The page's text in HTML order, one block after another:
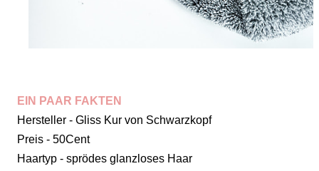
EIN PAAR FAKTEN
Hersteller - Gliss Kur von Schwarzkopf
Preis - 50Cent
Haartyp - sprödes glanzloses Haar